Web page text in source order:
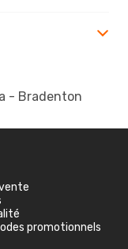
- Bradenton
promotionnels